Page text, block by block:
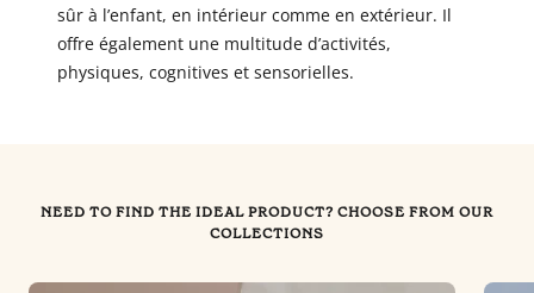
sûr à l’enfant, en intérieur comme en extérieur. Il
offre également une multitude d’activités,
physiques, cognitives et sensorielles.
NEED TO FIND THE IDEAL PRODUCT? CHOOSE FROM OUR
COLLECTIONS